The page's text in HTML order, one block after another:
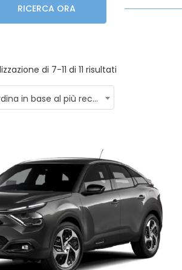
RICERCA ORA
di 7-11 di 11 risultati
Ordina in base al più recente